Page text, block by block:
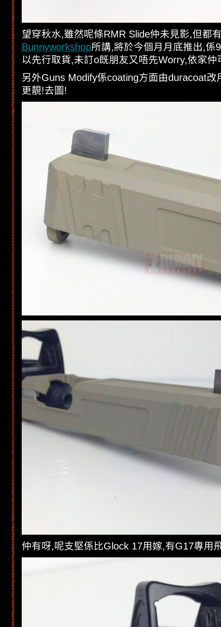
望穿秋水,雖然呢條RMR Slide仲未見影,但都
Bunnyworkshop所講,將於今個月月底推出,係
以先行取貨,未訂o既朋友又唔先Worry,依家仲
另外Guns Modify係coating方面由duracoat改
更靚!去圖!
仲有呀,呢支堅係比Glock 17用嫁,有G17專用